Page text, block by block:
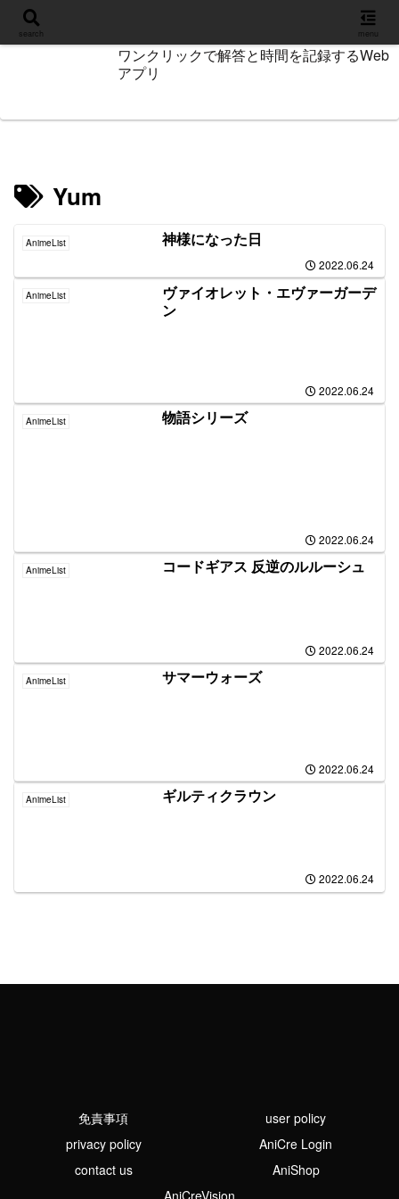
ワンクリックで解答と時間を記録するWeb
アプリ
Yum
AnimeList 神様になった日
2022.06.24
AnimeList
ヴァイオレット・エヴァーガーデ
ン
2022.06.24
AnimeList 物語シリーズ
2022.06.24
AnimeList コードギアス 反逆のルルーシュ
2022.06.24
AnimeList サマーウォーズ
2022.06.24
AnimeList ギルティクラウン
2022.06.24
免責事項
user policy
privacy policy
AniCre Login
contact us
AniShop
AniCreVision
search menu